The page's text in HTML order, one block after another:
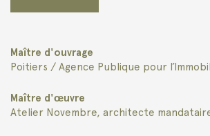
Maître d'ouvrage
Poitiers / Agence Publique pour
Maître d'œuvre
Atelier Novembre, architecte